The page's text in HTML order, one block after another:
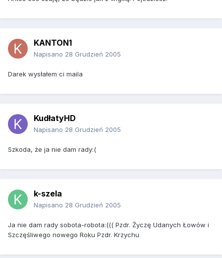
KANTON1
Napisano 28 Grudzień 2005
Darek wysłałem ci maila
KudłatyHD
Napisano 28 Grudzień 2005
Szkoda, że ja nie dam rady:(
k-szela
Napisano 28 Grudzień 2005
Ja nie dam rady sobota-robota:((( Pzdr. Życzę Udanych Łowów i
Szczęśliwego nowego Roku Pzdr. Krzychu